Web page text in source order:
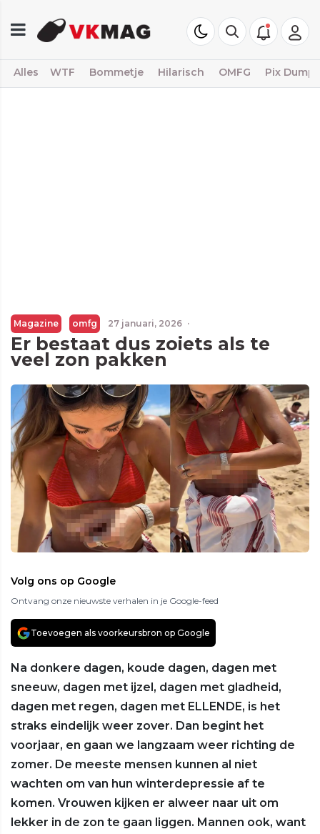
Alles WTF Bommetje Hilarisch OMFG Pix Dump
Magazine omfg 27 januari, 2026 ·
Er bestaat dus zoiets als te
veel zon pakken
Volg ons op Google
Ontvang onze nieuwste verhalen in je Google-feed
Toevoegen als voorkeursbron op Google
Na donkere dagen, koude dagen, dagen met
sneeuw, dagen met ijzel, dagen met gladheid,
dagen met regen, dagen met ELLENDE, is het
straks eindelijk weer zover. Dan begint het
voorjaar, en gaan we langzaam weer richting de
zomer. De meeste mensen kunnen al niet
wachten om van hun winterdepressie af te
komen. Vrouwen kijken er alweer naar uit om
lekker in de zon te gaan liggen. Mannen ook, want